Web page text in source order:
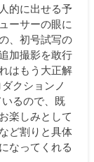
的に出せる予
ーサーの眼に
、初号試写の
加撮影を敢行
はもう大正解
クションノ
るので、既
楽しみとして
ど割りと具体
なってくれる